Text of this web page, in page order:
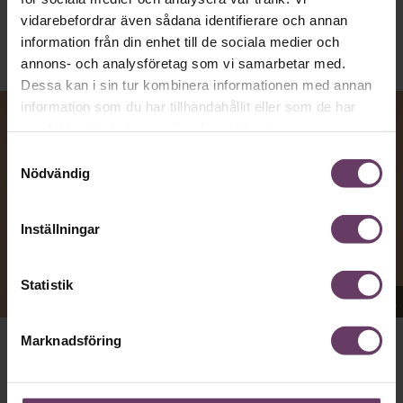
vidarebefordrar även sådana identifierare och annan
information från din enhet till de sociala medier och
annons- och analysföretag som vi samarbetar med.
Dessa kan i sin tur kombinera informationen med annan
information som du har tillhandahållit eller som de har
Nödvändig
Inställningar
Statistik
Marknadsföring
Appen Sinceerly imiterar vd:ars kortfattade språk.